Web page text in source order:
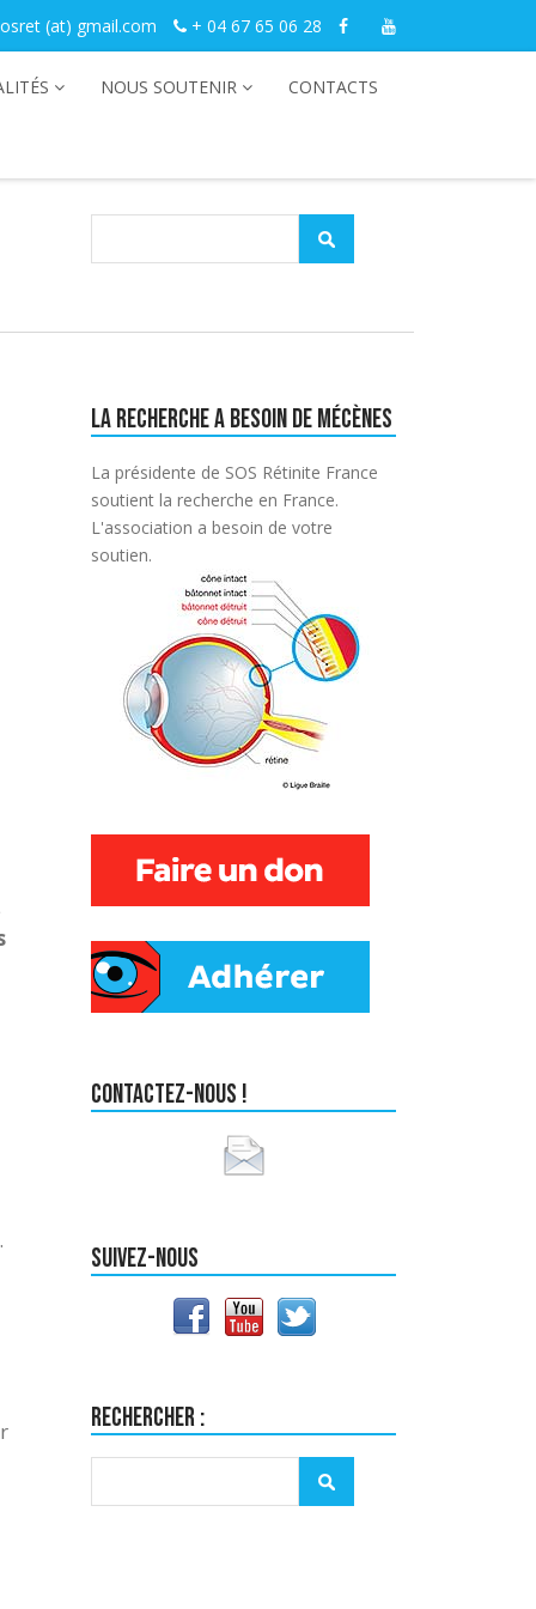
(at) gmail.com + 04 67 65 06 28
NOUS SOUTENIR CONTACTS
.
La recherche a besoin de mécènes
La présidente de SOS Rétinite France
soutient la recherche en France.
L'association a besoin de votre
soutien.
Contactez-nous !
Suivez-nous
Rechercher :